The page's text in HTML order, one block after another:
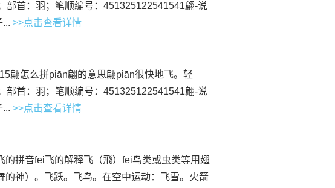
部首：羽；笔顺编号：451325122541541翩-说
... >>点击查看详情
翩怎么拼piān翩的意思翩piān很快地飞。轻
部首：羽；笔顺编号：451325122541541翩-说
... >>点击查看详情
拼音fēi飞的解释飞（飛）fēi鸟类或虫类等用翅
神）。飞跃。飞鸟。在空中运动：飞雪。火箭